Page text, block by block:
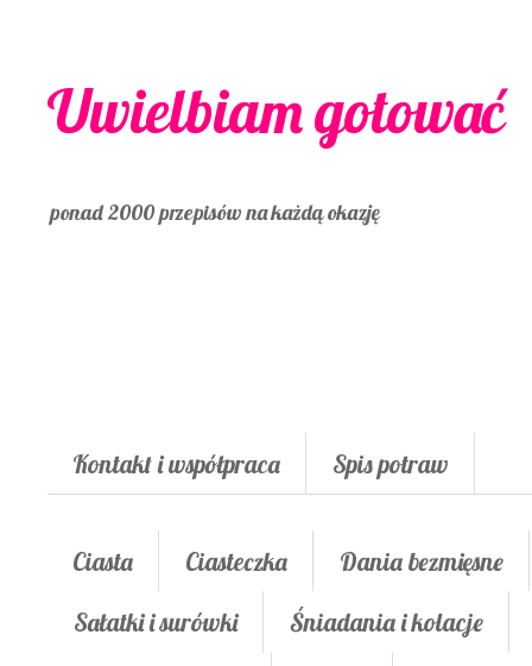
Uwielbiam gotować
ponad 2000 przepisów na każdą okazję
Kontakt i współpraca Spis potraw
Ciasta Ciasteczka
Dania bezmięsne
Sałatki i surówki
Śniadania i kolacje